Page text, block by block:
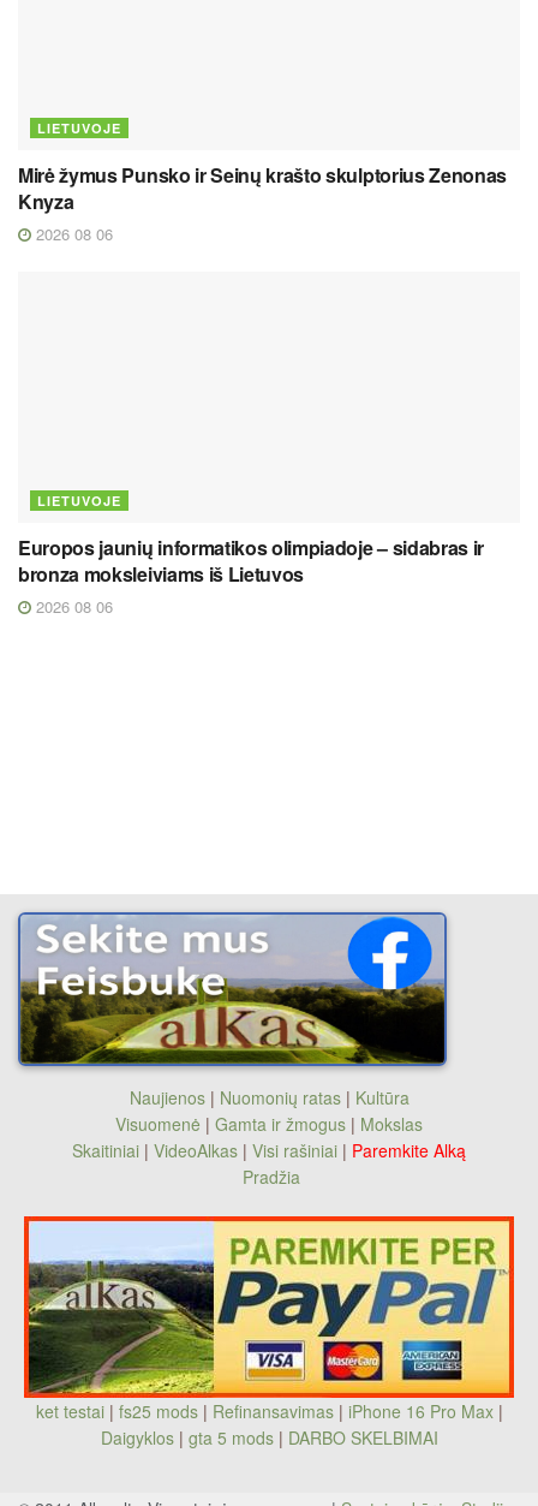
LIETUVOJE
Mirė žymus Punsko ir Seinų krašto skulptorius Zenonas
Knyza
2026 08 06
LIETUVOJE
Europos jaunių informatikos olimpiadoje – sidabras ir
bronza moksleiviams iš Lietuvos
2026 08 06
Naujienos| Nuomonių ratas| Kultūra
Visuomenė | Gamta ir žmogus | Mokslas
Skaitiniai | VideoAlkas | Visi rašiniai | Paremkite Alką
Pradžia
ket testai | fs25 mods| Refinansavimas| iPhone 16 Pro Max|
Daigyklos| gta 5 mods | DARBO SKELBIMAI